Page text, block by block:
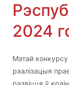
2024
Мэтай
рэалізацыя